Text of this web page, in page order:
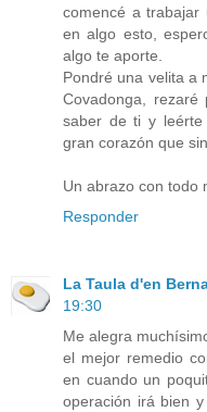
comencé a
en algo esto,
algo te aporte.
Pondré una velita a
Covadonga,
saber de ti y leérte
gran corazón que
Un abrazo con todo
Responder
La Taula d'en
19:30
Me alegra
el mejor remedio
en cuando un
operación irá bien